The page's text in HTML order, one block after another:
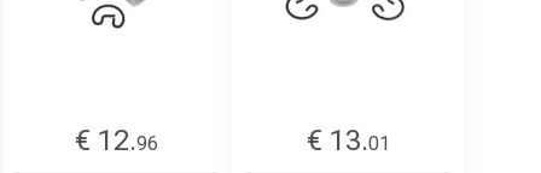
€ 12.96
€ 13.01